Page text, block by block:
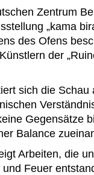
Zentrum
„kama
des Ofens
der
sich die Schau
Gegensätze
Balance
Arbeiten, die
Feuer